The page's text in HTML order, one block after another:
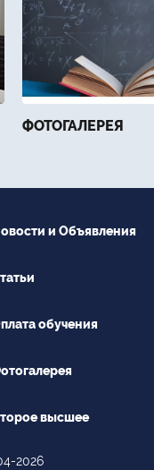
ФОТОГАЛЕРЕЯ
и Объявления
обучения
высшее
2026